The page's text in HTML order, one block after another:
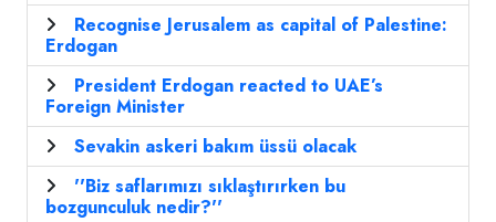
Recognise Jerusalem as capital of Palestine:
Erdogan
President Erdogan reacted to UAE’s
Foreign Minister
Sevakin askeri bakım üssü olacak
''Biz saflarımızı sıklaştırırken bu
bozgunculuk nedir?''